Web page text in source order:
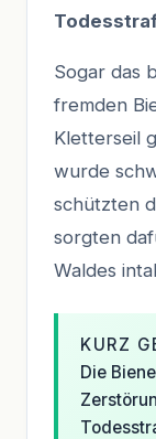
Sogar das
fremden
Kletterseil
wurde
schützten
sorgten
Waldes
KURZ
Die